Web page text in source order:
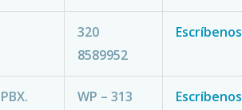
320
8589952
Escríbenos
PBX.
WP – 313
Escríbenos